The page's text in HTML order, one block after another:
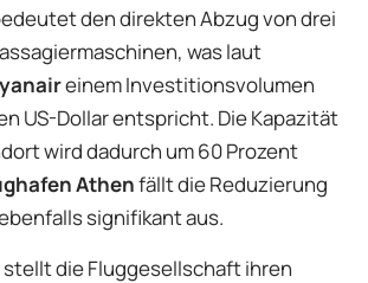
den direkten Abzug von drei
was laut
einem Investitionsvolumen
US-Dollar entspricht. Die Kapazität
wird dadurch um 60 Prozent
Athenfällt die Reduzierung
signifikant aus.
stellt die Fluggesellschaft ihren